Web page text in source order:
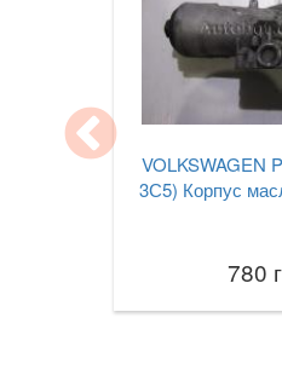
Jetta Mk VI A6 (5C6)
Lupo (6X1, 6E1)
Multivan T5 (7HM, 7HF)
Passat B7 (362, 365)
VOLKSWAGEN
3С5) Корпус
780